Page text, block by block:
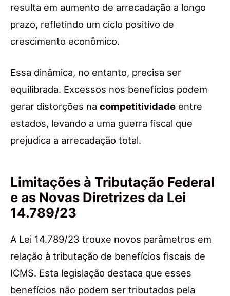
resulta em aumento de arrecadação a longo
prazo, refletindo um ciclo positivo de
crescimento econômico.
Essa dinâmica, no entanto, precisa ser
equilibrada. Excessos nos benefícios podem
gerar distorções na competitividade entre
estados, levando a uma guerra fiscal que
prejudica a arrecadação total.
Limitações à Tributação Federal
e as Novas Diretrizes da Lei
14.789/23
A Lei 14.789/23 trouxe novos parâmetros em
relação à tributação de benefícios fiscais de
ICMS. Esta legislação destaca que esses
benefícios não podem ser tributados pela